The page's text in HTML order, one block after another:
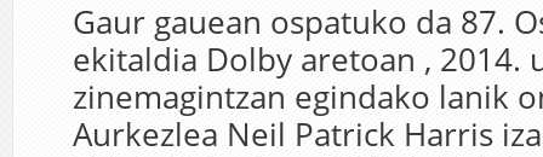
Gaur gauean ospatuko da 87.
ekitaldia Dolby aretoan , 2014.
zinemagintzan egindako lanik
Aurkezlea Neil Patrick Harris